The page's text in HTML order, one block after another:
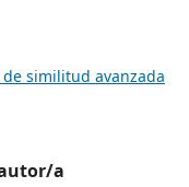
similitud avanzada
a